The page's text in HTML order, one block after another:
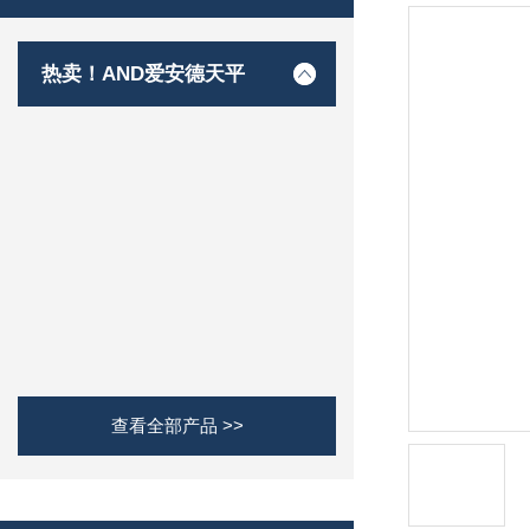
热卖！AND爱安德天平
查看全部产品 >>